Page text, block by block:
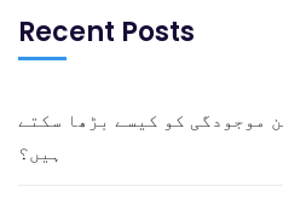
Recent Posts
موجودگی کو کیسے بڑھا سکتے
ہیں؟